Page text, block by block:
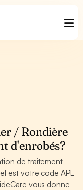
/ Rondière
d'enrobés?
de traitement
est votre code APE
vous donne